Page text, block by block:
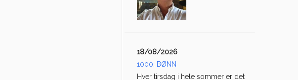
18/08/2026
1000: BØNN
Hver tirsdag i hele sommer er det